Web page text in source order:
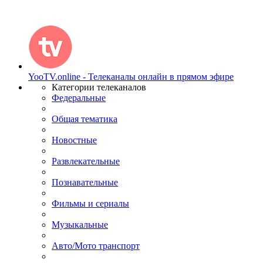
YooTV.online - Телеканалы онлайн в прямом эфире
Категории телеканалов
Федеральные
Общая тематика
Новостные
Развлекательные
Познавательные
Фильмы и сериалы
Музыкальные
Авто/Мото транспорт